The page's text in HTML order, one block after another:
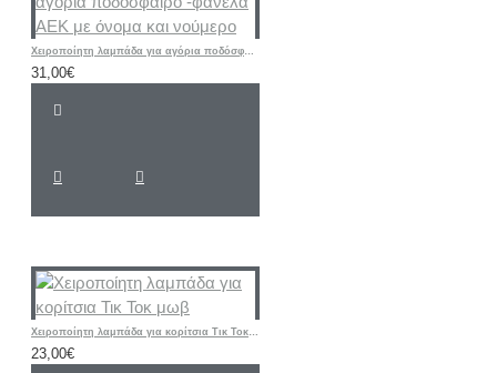
Χειροποίητη λαμπάδα για αγόρια ποδόσφαιρο -φανέλα ΑΕΚ με όνομα και νούμερο
31,00€
Χειροποίητη λαμπάδα για κορίτσια Τικ Τοκ μωβ
23,00€